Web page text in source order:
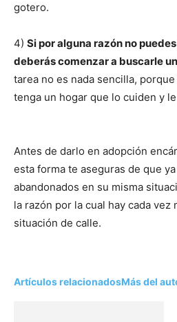
gotero.
4) Si por alguna razón no
deberás comenzar a buscarle
tarea no es nada sencilla,
tenga un hogar que lo cuiden y
Antes de darlo en adopción
esta forma te aseguras de que
abandonados en su misma
la razón por la cual hay cada vez
situación de calle.
Artículos relacionadosMás del